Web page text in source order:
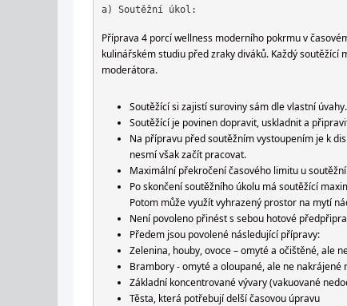
a) Soutěžní úkol:
Příprava 4 porcí wellness moderního pokrmu v
kulinářském studiu před zraky diváků. Každý
moderátora.
Soutěžící si zajistí suroviny sám dle vlastní úvahy.
Soutěžící je povinen dopravit, uskladnit a
Na přípravu před soutěžním vystoupením je k
nesmí však začít pracovat.
Maximální překročení časového limitu u
Po skončení soutěžního úkolu má soutěžící
Potom může využít vyhrazený prostor na mytí
Není povoleno přinést s sebou hotové
Předem jsou povolené následující přípravy:
Zelenina, houby, ovoce – omyté a očištěné, ale
Brambory - omyté a oloupané, ale ne nakrájené
Základní koncentrované vývary (vakuované
Těsta, která potřebují delší časovou úpravu